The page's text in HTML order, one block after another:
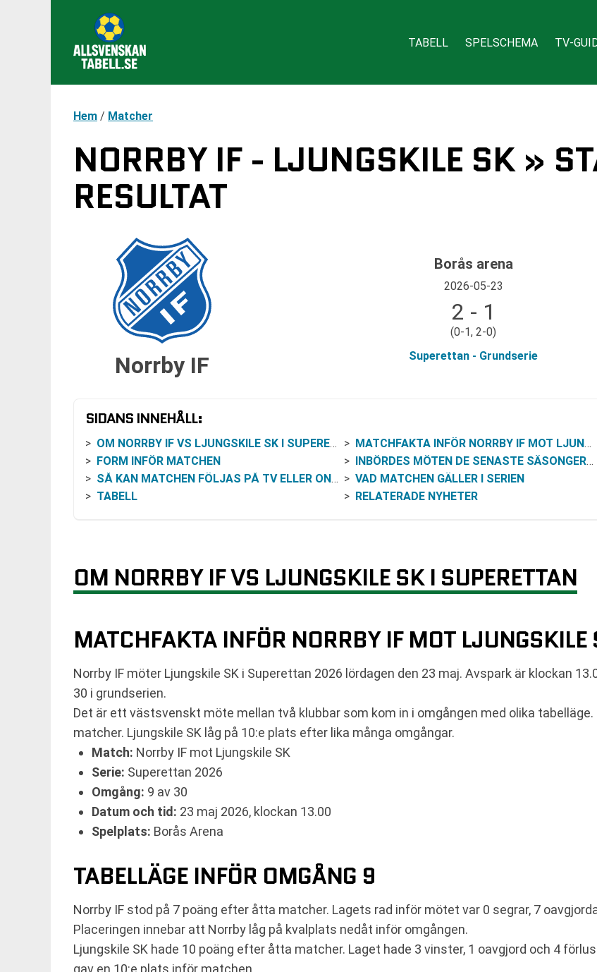
TABELL SPELSCHEMA TV-
Hem / Matcher
NORRBY IF - LJUNGSKILE SK »
RESULTAT
Norrby IF
Borås arena
2026-05-23
2 - 1
(0-1, 2-0)
Superettan - Grundserie
SIDANS INNEHÅLL:
OM NORRBY IF VS LJUNGSKILE SK I SUPERETTAN MATCHFAKTA INFÖR NORRBY IF MOT LJUNGSKILE SK
FORM INFÖR MATCHEN
INBÖRDES MÖTEN DE SENASTE SÄSONGERNA
SÅ KAN MATCHEN FÖLJAS PÅ TV ELLER ONLINE
VAD MATCHEN GÄLLER I SERIEN
TABELL
RELATERADE NYHETER
OM NORRBY IF VS LJUNGSKILE SK I SUPERETTAN
MATCHFAKTA INFÖR NORRBY IF MOT LJUNGSKILE
Norrby IF möter Ljungskile SK i Superettan 2026 lördagen den 23 maj. Avspark är klockan
30 i grundserien.
Det är ett västsvenskt möte mellan två klubbar som kom in i omgången med olika
matcher. Ljungskile SK låg på 10:e plats efter lika många omgångar.
Match: Norrby IF mot Ljungskile SK
Serie: Superettan 2026
Omgång: 9 av 30
Datum och tid: 23 maj 2026, klockan 13.00
Spelplats: Borås Arena
TABELLÄGE INFÖR OMGÅNG 9
Norrby IF stod på 7 poäng efter åtta matcher. Lagets rad inför mötet var 0 segrar, 7
Placeringen innebar att Norrby låg på kvalplats nedåt inför omgången.
Ljungskile SK hade 10 poäng efter åtta matcher. Laget hade 3 vinster, 1 oavgjord och 4
gav en 10:e plats inför matchen.